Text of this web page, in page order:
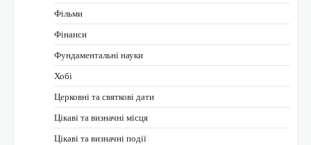
Фільми
Фінанси
Фундаментальні науки
Хобі
Церковні та святкові дати
Цікаві та визначні місця
Цікаві та визначні події